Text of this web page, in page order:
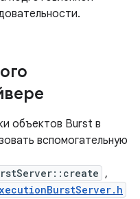
объектов Burst в
вспомогательную
,